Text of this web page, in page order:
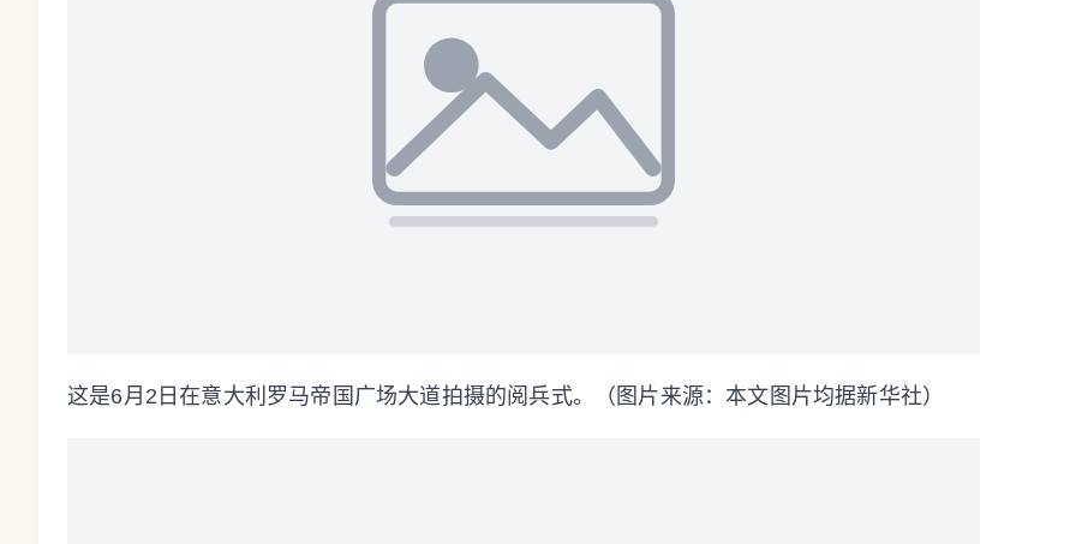
这是6月2日在意大利罗马帝国广场大道拍摄的阅兵式。（图片来源：本文图片均据新华社）